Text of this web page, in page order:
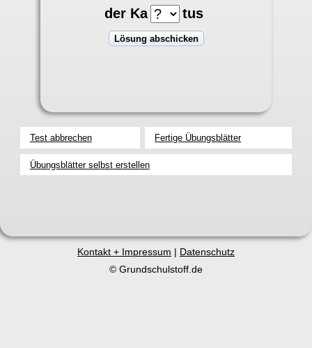
der Ka tus
Test abbrechen Fertige Übungsblätter
Übungsblätter selbst erstellen
Kontakt + Impressum
Datenschutz
© Grundschulstoff.de